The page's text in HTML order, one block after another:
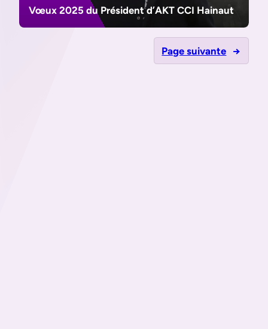
Vœux 2025 du Président d’AKT CCI Hainaut
Page suivante →